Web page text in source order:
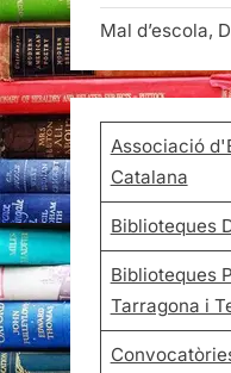
Mal d’escola,
Associació
Catalana
Biblioteques
Biblioteques
Tarragona i